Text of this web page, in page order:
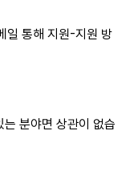
일 통해 지원-지원 방
분야면 상관이 없습